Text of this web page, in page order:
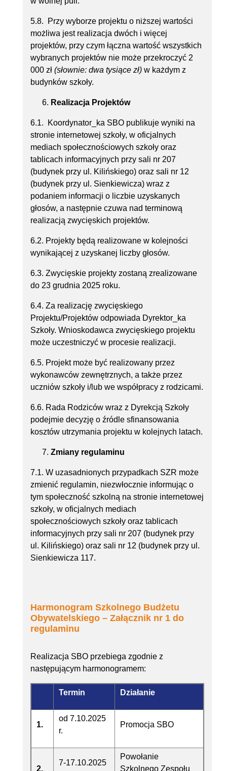
5.8. Przy wyborze projektu o niższej wartości
możliwa jest realizacja dwóch i więcej
projektów, przy czym łączna wartość wszystkich
wybranych projektów nie może przekroczyć 2
000 zł (słownie: dwa tysiące zł) w każdym z
budynków szkoły.
Realizacja Projektów
6.1. Koordynator_ka SBO publikuje wyniki na
stronie internetowej szkoły, w oficjalnych
mediach społecznościowych szkoły oraz
tablicach informacyjnych przy sali nr 207
(budynek przy ul. Kilińskiego) oraz sali nr 12
(budynek przy ul. Sienkiewicza) wraz z
podaniem informacji o liczbie uzyskanych
głosów, a następnie czuwa nad terminową
realizacją zwycięskich projektów.
6.2. Projekty będą realizowane w kolejności
wynikającej z uzyskanej liczby głosów.
6.3. Zwycięskie projekty zostaną zrealizowane
do 23 grudnia 2025 roku.
6.4. Za realizację zwycięskiego
Projektu/Projektów odpowiada Dyrektor_ka
Szkoły. Wnioskodawca zwycięskiego projektu
może uczestniczyć w procesie realizacji.
6.5. Projekt może być realizowany przez
wykonawców zewnętrznych, a także przez
uczniów szkoły i/lub we współpracy z rodzicami.
6.6. Rada Rodziców wraz z Dyrekcją Szkoły
podejmie decyzję o źródle sfinansowania
kosztów utrzymania projektu w kolejnych latach.
Zmiany regulaminu
7.1. W uzasadnionych przypadkach SZR może
zmienić regulamin, niezwłocznie informując o
tym społeczność szkolną na stronie internetowej
szkoły, w oficjalnych mediach
społecznościowych szkoły oraz tablicach
informacyjnych przy sali nr 207 (budynek przy
ul. Kilińskiego) oraz sali nr 12 (budynek przy ul.
Sienkiewicza 117.
Harmonogram Szkolnego Budżetu
Obywatelskiego – Załącznik nr 1 do
regulaminu
Realizacja SBO przebiega zgodnie z
następującym harmonogramem:
Termin Działanie
1.
od 7.10.2025
r.
Promocja SBO
2.
7-17.10.2025
Powołanie
Szkolnego Zespołu